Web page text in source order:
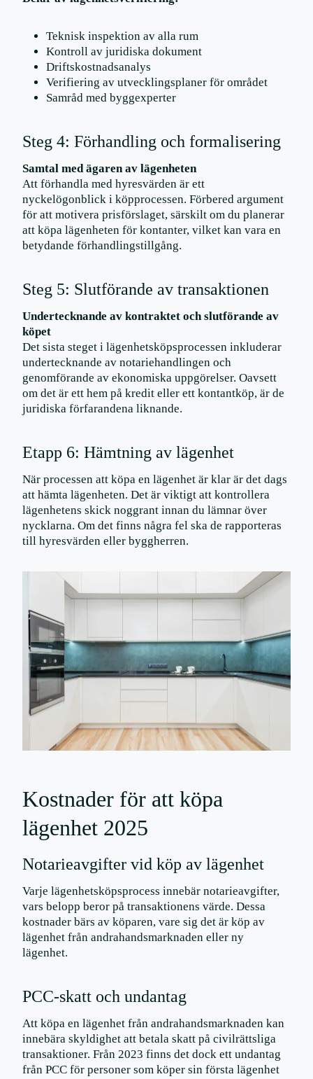
Teknisk inspektion av alla rum
Kontroll av juridiska dokument
Driftskostnadsanalys
Verifiering av utvecklingsplaner för området
Samråd med byggexperter
Steg 4: Förhandling och formalisering
Samtal med ägaren av lägenheten
Att förhandla med hyresvärden är ett
nyckelögonblick i köpprocessen. Förbered argument
för att motivera prisförslaget, särskilt om du planerar
att köpa lägenheten för kontanter, vilket kan vara en
betydande förhandlingstillgång.
Steg 5: Slutförande av transaktionen
Undertecknande av kontraktet och slutförande av
köpet
Det sista steget i lägenhetsköpsprocessen inkluderar
undertecknande av notariehandlingen och
genomförande av ekonomiska uppgörelser. Oavsett
om det är ett hem på kredit eller ett kontantköp, är de
juridiska förfarandena liknande.
Etapp 6: Hämtning av lägenhet
När processen att köpa en lägenhet är klar är det dags
att hämta lägenheten. Det är viktigt att kontrollera
lägenhetens skick noggrant innan du lämnar över
nycklarna. Om det finns några fel ska de rapporteras
till hyresvärden eller byggherren.
Kostnader för att köpa
lägenhet 2025
Notarieavgifter vid köp av lägenhet
Varje lägenhetsköpsprocess innebär notarieavgifter,
vars belopp beror på transaktionens värde. Dessa
kostnader bärs av köparen, vare sig det är köp av
lägenhet från andrahandsmarknaden eller ny
lägenhet.
PCC-skatt och undantag
Att köpa en lägenhet från andrahandsmarknaden kan
innebära skyldighet att betala skatt på civilrättsliga
transaktioner. Från 2023 finns det dock ett undantag
från PCC för personer som köper sin första lägenhet